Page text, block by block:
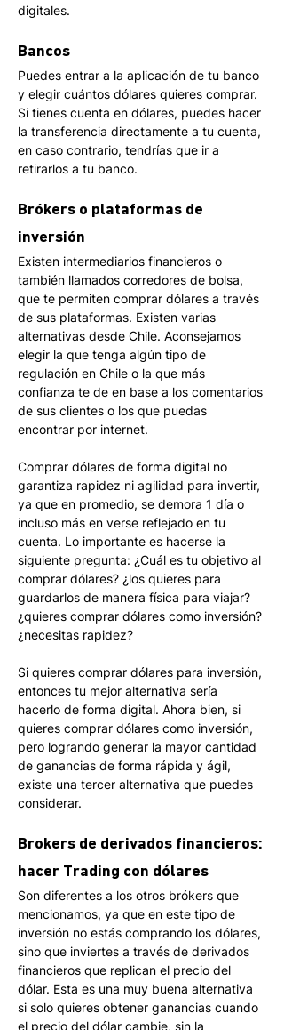
digitales.
Bancos
Puedes entrar a la aplicación de tu banco
y elegir cuántos dólares quieres comprar.
Si tienes cuenta en dólares, puedes hacer
la transferencia directamente a tu cuenta,
en caso contrario, tendrías que ir a
retirarlos a tu banco.
Brókers o plataformas de
inversión
Existen intermediarios financieros o
también llamados corredores de bolsa,
que te permiten comprar dólares a través
de sus plataformas. Existen varias
alternativas desde Chile. Aconsejamos
elegir la que tenga algún tipo de
regulación en Chile o la que más
confianza te de en base a los comentarios
de sus clientes o los que puedas
encontrar por internet.
Comprar dólares de forma digital no
garantiza rapidez ni agilidad para invertir,
ya que en promedio, se demora 1 día o
incluso más en verse reflejado en tu
cuenta. Lo importante es hacerse la
siguiente pregunta: ¿Cuál es tu objetivo al
comprar dólares? ¿los quieres para
guardarlos de manera física para viajar?
¿quieres comprar dólares como inversión?
¿necesitas rapidez?
Si quieres comprar dólares para inversión,
entonces tu mejor alternativa sería
hacerlo de forma digital. Ahora bien, si
quieres comprar dólares como inversión,
pero logrando generar la mayor cantidad
de ganancias de forma rápida y ágil,
existe una tercer alternativa que puedes
considerar.
Brokers de derivados financieros:
hacer Trading con dólares
Son diferentes a los otros brókers que
mencionamos, ya que en este tipo de
inversión no estás comprando los dólares,
sino que inviertes a través de derivados
financieros que replican el precio del
dólar. Esta es una muy buena alternativa
si solo quieres obtener ganancias cuando
el precio del dólar cambie, sin la